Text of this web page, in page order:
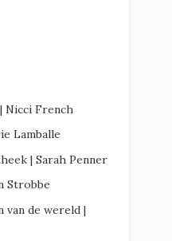
Nicci French
Lamballe
| Sarah Penner
Strobbe
van de wereld |